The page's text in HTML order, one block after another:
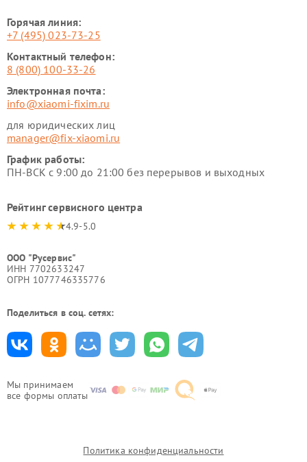
Мы принимаем
все формы оплаты
Горячая линия:
+7 (495) 023-73-25
Контактный телефон:
8 (800) 100-33-26
Электронная почта:
info@xiaomi-fixim.ru
для юридических лиц
manager@fix-xiaomi.ru
График работы:
ПН-ВСК с 9:00 до 21:00 без перерывов и выходных
Рейтинг сервисного центра
4.9-5.0
ООО "Русервис"
ИНН 7702633247
ОГРН 1077746335776
Поделиться в соц. сетях:
Политика конфиденциальности